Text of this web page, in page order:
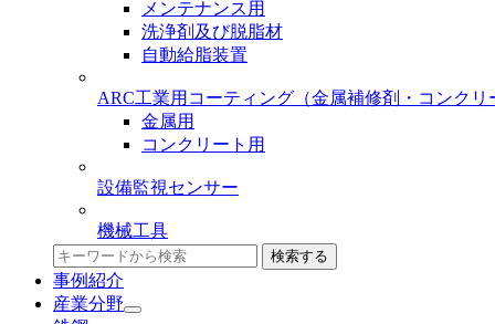
メンテナンス用
洗浄剤及び脱脂材
自動給脂装置
ARC工業用コーティング （金属補修剤・コンクリ
金属用
コンクリート用
設備監視センサー
機械工具
検索する
事例紹介
産業分野